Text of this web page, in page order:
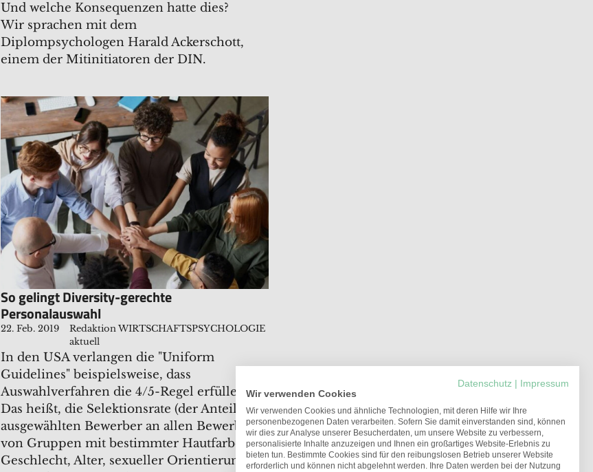
Und welche Konsequenzen hatte dies?
Wir sprachen mit dem
Diplompsychologen Harald Ackerschott,
einem der Mitinitiatoren der DIN.
So gelingt Diversity-gerechte
Personalauswahl
22. Feb. 2019
Redaktion WIRTSCHAFTSPSYCHOLOGIE
aktuell
In den USA verlangen die "Uniform
Guidelines" beispielsweise, dass
Auswahlverfahren die 4/5-Regel erfüllen.
Das heißt, die Selektionsrate (der Anteil der
ausgewählten Bewerber an allen Bewerbern)
von Gruppen mit bestimmter Hautfarbe,
Geschlecht, Alter, sexueller Orientierung
Datenschutz
Impressum
Wir verwenden Cookies
Wir verwenden Cookies und ähnliche Technologien, mit deren Hilfe wir Ihre
personenbezogenen Daten verarbeiten. Sofern Sie damit einverstanden sind, können
wir dies zur Analyse unserer Besucherdaten, um unsere Website zu verbessern,
personalisierte Inhalte anzuzeigen und Ihnen ein großartiges Website-Erlebnis zu
bieten tun. Bestimmte Cookies sind für den reibungslosen Betrieb unserer Website
erforderlich und können nicht abgelehnt werden. Ihre Daten werden bei der Nutzung